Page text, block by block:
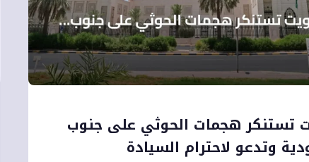
تستنكر هجمات الحوثي على جنوب
وتدعو لاحترام السيادة